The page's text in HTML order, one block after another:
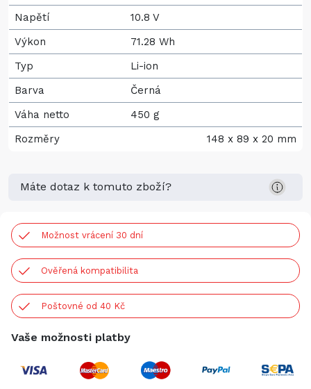
Napětí
10.8 V
Výkon
71.28 Wh
Typ
Li-ion
Barva
Černá
Váha netto
450 g
Rozměry
148 x 89 x 20 mm
Máte dotaz k tomuto zboží?
Možnost vrácení 30 dní
Ověřená kompatibilita
Poštovné od 40 Kč
Vaše možnosti platby